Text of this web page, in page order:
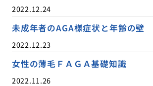
2022.12.24
未成年者のAGA様症状と年齢の壁
2022.12.23
女性の薄毛ＦＡＧＡ基礎知識
2022.11.26